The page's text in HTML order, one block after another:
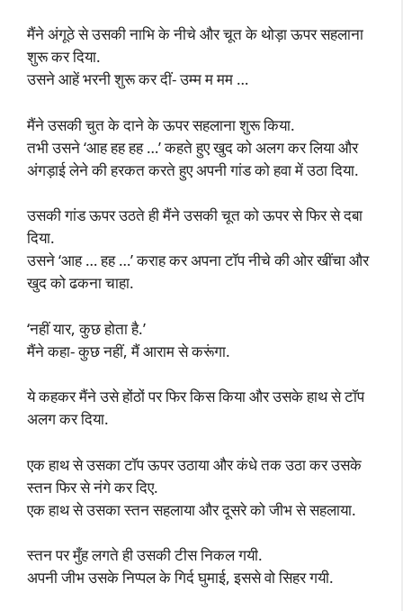
मैंने अंगूठे से उसकी नाभि के नीचे और चूत के थोड़ा ऊपर सहलाना
शुरू कर दिया.
उसने आहें भरनी शुरू कर दीं- उम्म म मम …
मैंने उसकी चुत के दाने के ऊपर सहलाना शुरू किया.
तभी उसने ‘आह हह हह …’ कहते हुए खुद को अलग कर लिया और
अंगड़ाई लेने की हरकत करते हुए अपनी गांड को हवा में उठा दिया.
उसकी गांड ऊपर उठते ही मैंने उसकी चूत को ऊपर से फिर से दबा
दिया.
उसने ‘आह … हह …’ कराह कर अपना टॉप नीचे की ओर खींचा और
खुद को ढकना चाहा.
‘नहीं यार, कुछ होता है.’
मैंने कहा- कुछ नहीं, मैं आराम से करूंगा.
ये कहकर मैंने उसे होंठों पर फिर किस किया और उसके हाथ से टॉप
अलग कर दिया.
एक हाथ से उसका टॉप ऊपर उठाया और कंधे तक उठा कर उसके
स्तन फिर से नंगे कर दिए.
एक हाथ से उसका स्तन सहलाया और दूसरे को जीभ से सहलाया.
स्तन पर मुँह लगते ही उसकी टीस निकल गयी.
अपनी जीभ उसके निप्पल के गिर्द घुमाई, इससे वो सिहर गयी.